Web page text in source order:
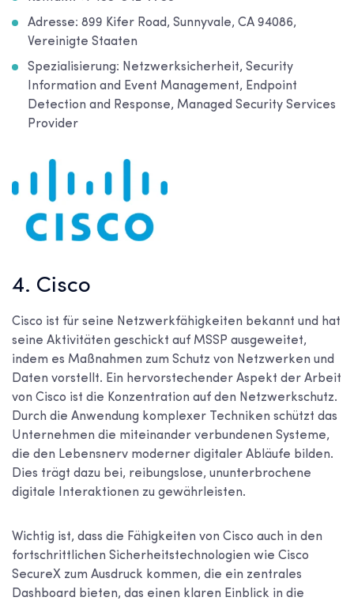
Adresse: 899 Kifer Road, Sunnyvale, CA 94086,
Vereinigte Staaten
Spezialisierung: Netzwerksicherheit, Security
Information and Event Management, Endpoint
Detection and Response, Managed Security Services
Provider
4. Cisco
Cisco ist für seine Netzwerkfähigkeiten bekannt und hat
seine Aktivitäten geschickt auf MSSP ausgeweitet,
indem es Maßnahmen zum Schutz von Netzwerken und
Daten vorstellt. Ein hervorstechender Aspekt der Arbeit
von Cisco ist die Konzentration auf den Netzwerkschutz.
Durch die Anwendung komplexer Techniken schützt das
Unternehmen die miteinander verbundenen Systeme,
die den Lebensnerv moderner digitaler Abläufe bilden.
Dies trägt dazu bei, reibungslose, ununterbrochene
digitale Interaktionen zu gewährleisten.
Wichtig ist, dass die Fähigkeiten von Cisco auch in den
fortschrittlichen Sicherheitstechnologien wie Cisco
SecureX zum Ausdruck kommen, die ein zentrales
Dashboard bieten, das einen klaren Einblick in die